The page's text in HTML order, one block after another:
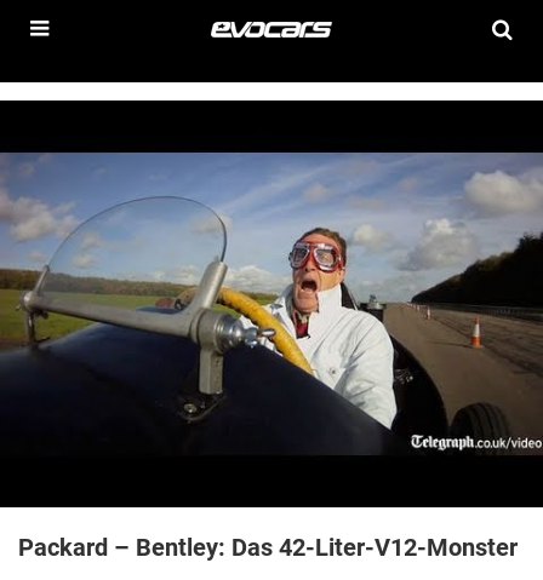
Packard – Bentley: Das 42-Liter-V12-Monster